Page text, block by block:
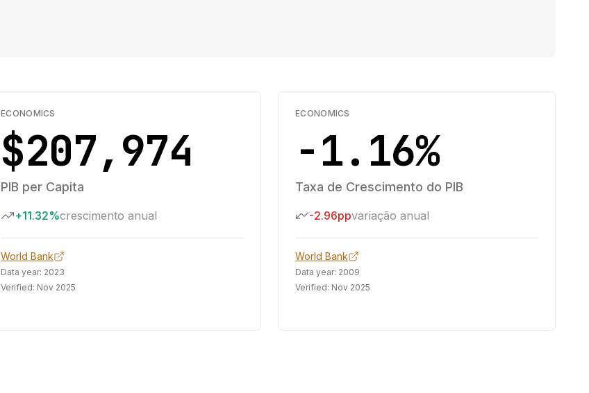
ECONOMICS
$207,974
PIB per Capita
+11.32%crescimento anual
World Bank
Data year: 2023
Verified: Nov 2025
ECONOMICS
-1.16%
Taxa de Crescimento do PIB
-2.96ppvariação anual
World Bank
Data year: 2009
Verified: Nov 2025